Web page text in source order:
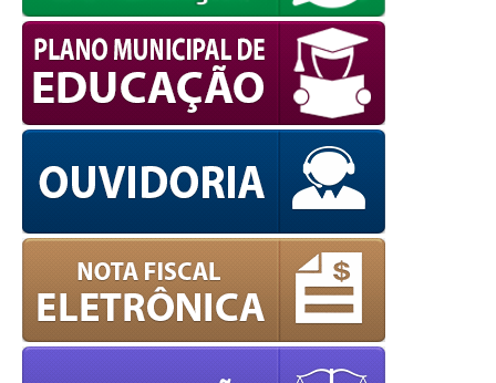
powered by WPCookiePro